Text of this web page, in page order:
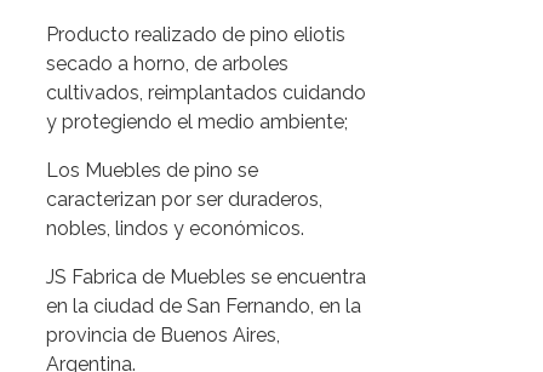
Producto realizado de pino eliotis
secado a horno, de arboles
cultivados, reimplantados cuidando
y protegiendo el medio ambiente;
Los Muebles de pino se
caracterizan por ser duraderos,
nobles, lindos y económicos.
JS Fabrica de Muebles se encuentra
en la ciudad de San Fernando, en la
provincia de Buenos Aires,
Argentina.